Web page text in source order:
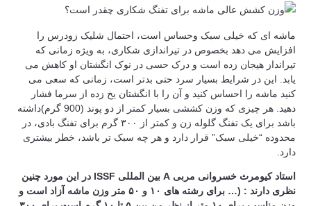
ماشه ای که خیلی سبک وحساس است، احتمال شلیک زودرس را
افزایش می دهد بخصوص در تیراندازی شکاری، به ویژه زمانی که
تیرانداز هیجان زده است و درک حسی در نوک انگشتان او کاهش می
یابد. این در شرایط بسیار سرد حتی بدتر است، زمانی که سعی می
کنید ماشه را احساس کنید و آن را با انگشتان یخ زده از سرما فشار
دهید. هر چیزی که وزن کششی بسیار کمتر از دو پوند (900 گرم)داشته
باشد برای یک تفنگ گلوله زن و کمتر از ۳۰۰ گرم برای تفنگ بادی، در
محدوده “خیلی سبک” قرار دارد و هر چه سبک تر باشد، خطر بیشتری
دارد.
استاد کیومرث خسروانی مربی A بین المللی ISSF در این مورد چنین
نظری دارند : (… برای رشته های ۱۰ و ۵۰ متر وزن ماشه آزاد است و